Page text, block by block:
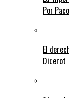
Por
El
Diderot